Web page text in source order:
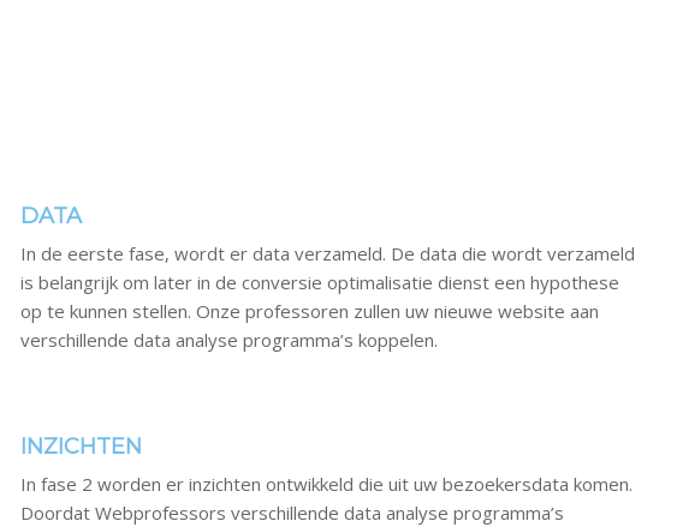
DATA
In de eerste fase, wordt er data verzameld. De data die wordt verzameld
is belangrijk om later in de conversie optimalisatie dienst een hypothese
op te kunnen stellen. Onze professoren zullen uw nieuwe website aan
verschillende data analyse programma’s koppelen.
INZICHTEN
In fase 2 worden er inzichten ontwikkeld die uit uw bezoekersdata komen.
Doordat Webprofessors verschillende data analyse programma’s